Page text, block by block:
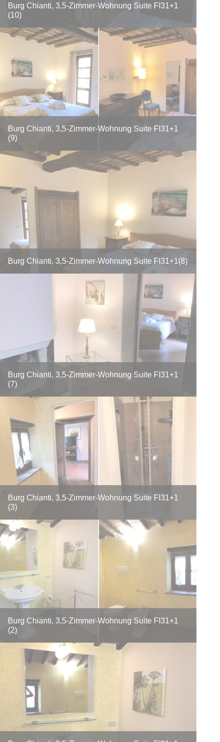
Burg Chianti, 3,5-Zimmer-Wohnung Suite FI31+1
(10)
Burg Chianti, 3,5-Zimmer-Wohnung Suite FI31+1
(9)
Burg Chianti, 3,5-Zimmer-Wohnung Suite FI31+1(8)
Burg Chianti, 3,5-Zimmer-Wohnung Suite FI31+1
(7)
Burg Chianti, 3,5-Zimmer-Wohnung Suite FI31+1
(3)
Burg Chianti, 3,5-Zimmer-Wohnung Suite FI31+1
(2)